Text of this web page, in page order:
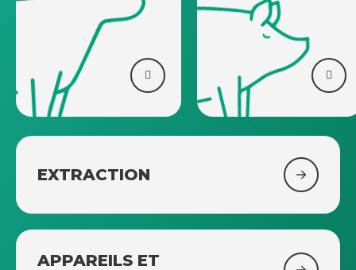
EXTRACTION
APPAREILS ET